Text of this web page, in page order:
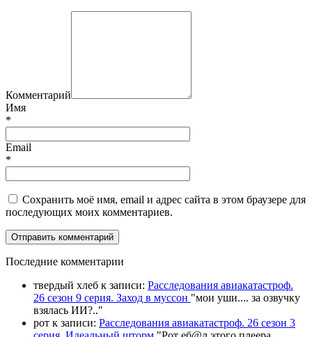
Комментарий
Имя
*
Email
*
Сохранить моё имя, email и адрес сайта в этом браузере для
последующих моих комментариев.
Последние комментарии
твердый хлеб к записи: Расследования авиакатастроф.
26 сезон 9 серия. Заход в муссон "мои уши.... за озвучку
взялась ИИ?.."
рот к записи: Расследования авиакатастроф. 26 сезон 3